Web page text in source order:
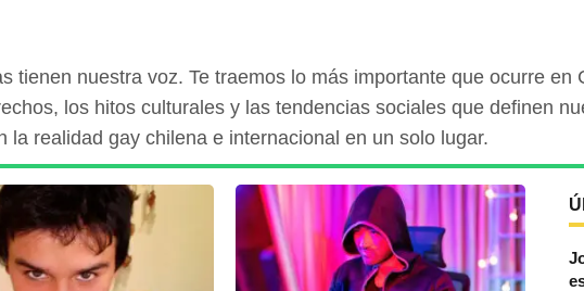
tienen nuestra voz. Te traemos lo más importante que ocurre en
los hitos culturales y las tendencias sociales que definen
realidad gay chilena e internacional en un solo lugar.